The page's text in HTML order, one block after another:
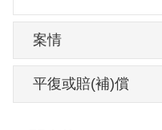
其家屬於1999年
請，2001年4月經
案情
平復或賠(補)償